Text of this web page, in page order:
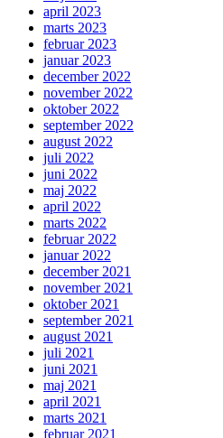
april 2023
marts 2023
februar 2023
januar 2023
december 2022
november 2022
oktober 2022
september 2022
august 2022
juli 2022
juni 2022
maj 2022
april 2022
marts 2022
februar 2022
januar 2022
december 2021
november 2021
oktober 2021
september 2021
august 2021
juli 2021
juni 2021
maj 2021
april 2021
marts 2021
februar 2021